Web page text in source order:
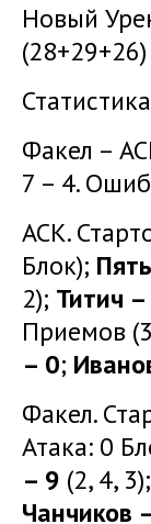
Новый
(28+29+26)
Статистика
Факел –
7 – 4.
АСК.
Блок);
2); Титич
Приемов
– 0;
Факел.
Атака: 0
– 9 (2, 4, 3);
Чанчиков